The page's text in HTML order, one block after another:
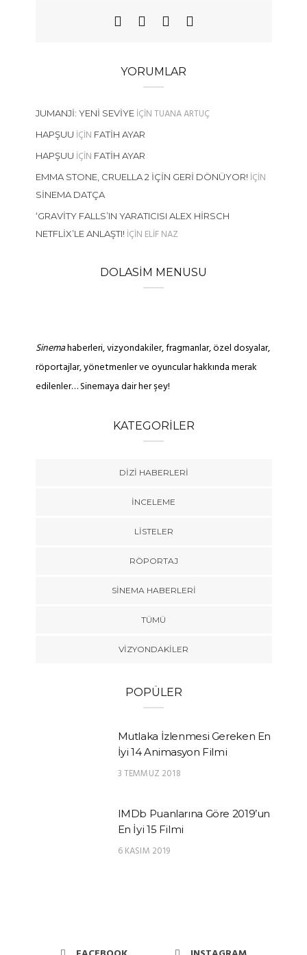
YORUMLAR
JUMANJI: YENI SEVIYEIÇINTUANA ARTUÇ
HAPŞUU IÇIN FATIH AYAR
HAPŞUU IÇIN FATIH AYAR
EMMA STONE, CRUELLA 2 İÇIN GERI DÖNÜYOR!IÇIN
SINEMA DATÇA
‘GRAVITY FALLS’IN YARATICISI ALEX HIRSCH
NETFLIX’LE ANLAŞTI!IÇIN ELIF NAZ
DOLASIM MENUSU
Sinemahaberleri, vizyondakiler, fragmanlar, özel dosyalar,
röportajlar, yönetmenler ve oyuncular hakkında merak
edilenler… Sinemaya dair her şey!
KATEGORILER
DIZI HABERLERI
İNCELEME
LISTELER
RÖPORTAJ
SINEMA HABERLERI
TÜMÜ
VIZYONDAKILER
POPÜLER
Mutlaka İzlenmesi Gereken En
İyi 14 Animasyon Filmi
3 TEMMUZ 2018
IMDb Puanlarına Göre 2019’un
En İyi 15 Filmi
6 KASIM 2019